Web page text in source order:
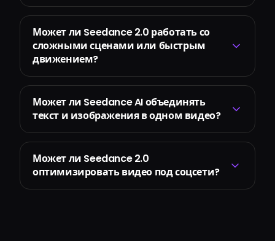
Может ли Seedance 2.0 работать со
сложными сценами или быстрым
движением?
Может ли Seedance AI объединять
текст и изображения в одном видео?
Может ли Seedance 2.0
оптимизировать видео под соцсети?